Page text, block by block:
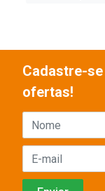
Cadastre-
ofertas!